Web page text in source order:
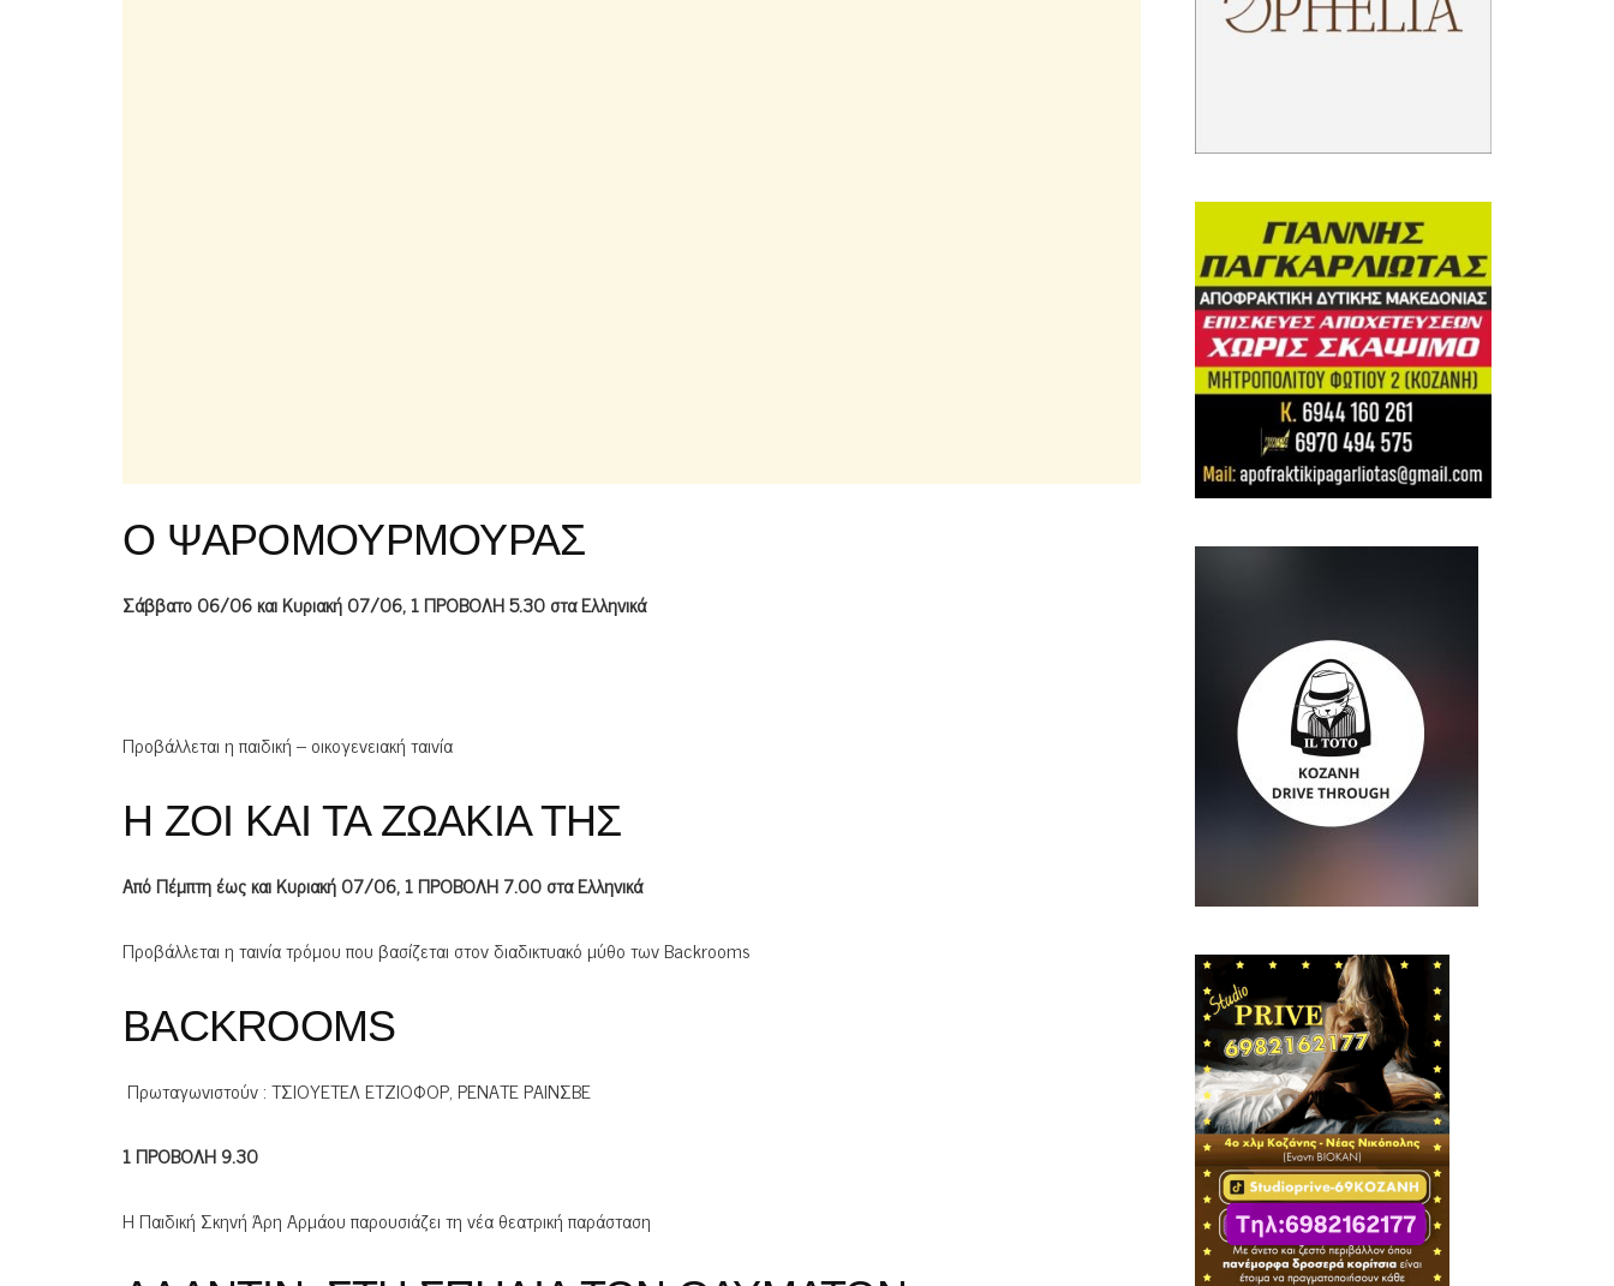
Ο ΨΑΡΟΜΟΥΡΜΟΥΡΑΣ
Σάββατο 06/06 και Κυριακή 07/06, 1 ΠΡΟΒΟΛΗ 5.30 στα Ελληνικά
Προβάλλεται η παιδική – οικογενειακή ταινία
Η ΖΟΙ ΚΑΙ ΤΑ ΖΩΑΚΙΑ ΤΗΣ
Από Πέμπτη έως και Κυριακή 07/06, 1 ΠΡΟΒΟΛΗ 7.00 στα Ελληνικά
Προβάλλεται η ταινία τρόμου που βασίζεται στον διαδικτυακό μύθο των Backrooms
BACKROOMS
Πρωταγωνιστούν : ΤΣΙΟΥΕΤΕΛ ΕΤΖΙΟΦΟΡ, ΡΕΝΑΤΕ ΡΑΙΝΣΒΕ
1 ΠΡΟΒΟΛΗ 9.30
Η Παιδική Σκηνή Άρη Αρμάου παρουσιάζει τη νέα θεατρική παράσταση